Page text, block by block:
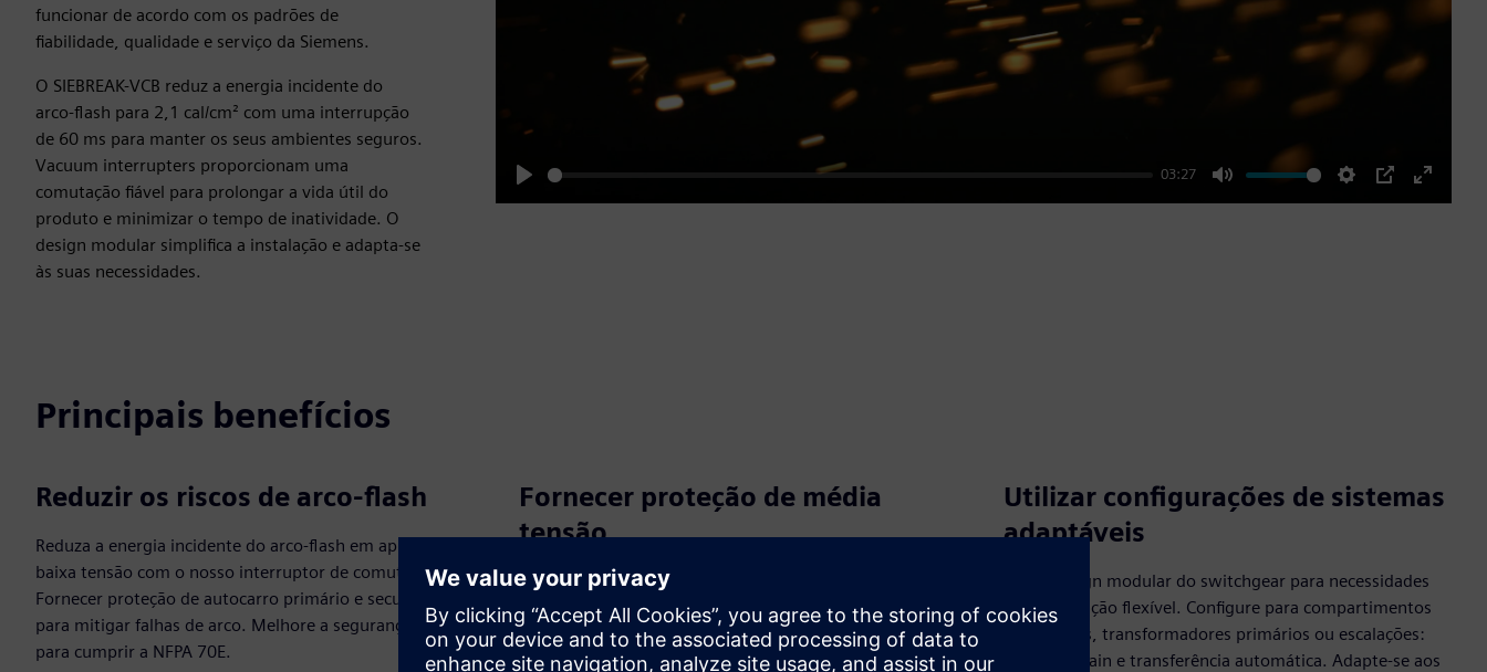
funcionar de acordo com os padrões de
fiabilidade, qualidade e serviço da Siemens.
O SIEBREAK-VCB reduz a energia incidente do
arco-flash para 2,1 cal/cm² com uma interrupção
de 60 ms para manter os seus ambientes seguros.
Vacuum interrupters proporcionam uma
comutação fiável para prolongar a vida útil do
produto e minimizar o tempo de inatividade. O
design modular simplifica a instalação e adapta-se
às suas necessidades.
Play
03:27
Mute Settings
PIP
Enter
Principais benefícios
Reduzir os riscos de arco-flash
Reduza a energia incidente do arco-flash em aplicações de
baixa tensão com o nosso interruptor de comutação.
Fornecer proteção de autocarro primário e secundário
para mitigar falhas de arco. Melhore a segurança elétrica
para cumprir a NFPA 70E.
Fornecer proteção de média
tensão
Obtenha uma proteção fiável do circuito de média tensão
com os comutadores SIEBREAK e SIEBREAK-VCB. Confie
nos componentes testados quanto à qualidade. Obtenha
uma desconexão visível do interruptor de carga e da
Utilizar configurações de sistemas
adaptáveis
Use o design modular do switchgear para necessidades
de distribuição flexível. Configure para compartimentos
autónomos, transformadores primários ou escalações:
main-tie-main e transferência automática. Adapte-se aos